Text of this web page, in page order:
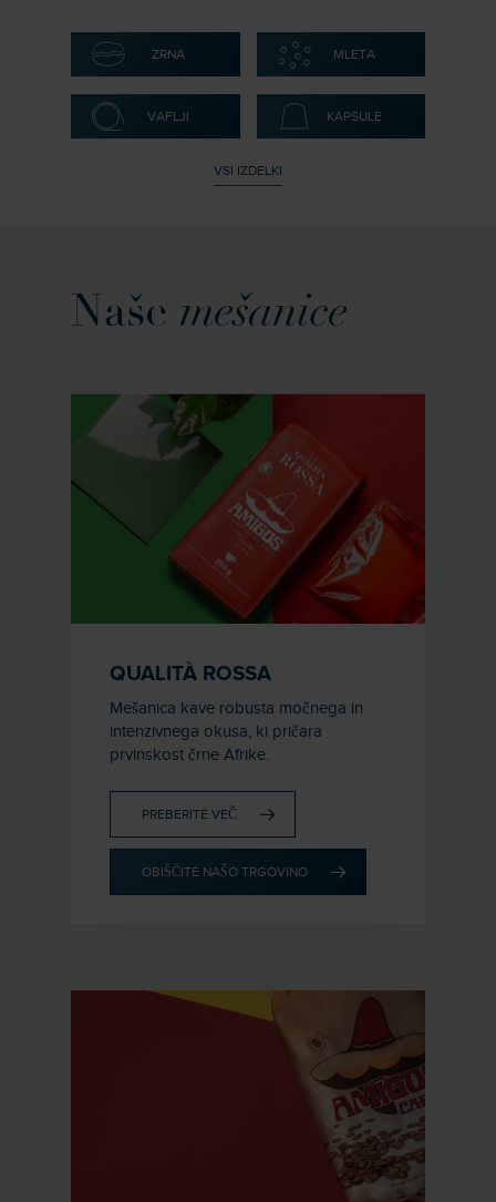
ZRNA MLETA
VAFLJI KAPSULE
VSI IZDELKI
Naše mešanice
QUALITÀ ROSSA
Mešanica kave robusta močnega in
intenzivnega okusa, ki pričara
prvinskost črne Afrike.
PREBERITE VEČ
OBIŠČITE NAŠO TRGOVINO